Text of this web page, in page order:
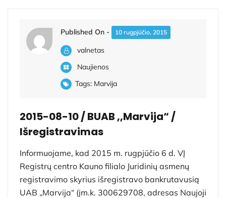
Published On - 10 rugpjūčio, 2015
valnetas
Naujienos
Tags: Marvija
2015-08-10 / BUAB ,,Marvija“ /
Išregistravimas
Informuojame, kad 2015 m. rugpjūčio 6 d. VĮ
Registrų centro Kauno filialo Juridinių asmenų
registravimo skyrius išregistravo bankrutavusią
UAB „Marvija“ (įm.k. 300629708, adresas Naujoji